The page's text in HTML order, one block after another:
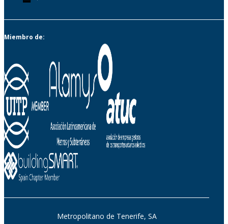
Miembro de:
Metropolitano de Tenerife, SA